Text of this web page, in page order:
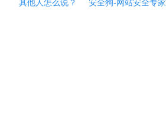
其他人怎么说？ 安全狗-网站安全专家